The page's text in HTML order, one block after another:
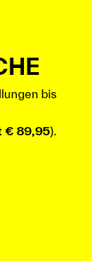
bis
€ 89,95).